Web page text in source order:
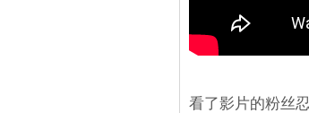
看了影片的粉丝